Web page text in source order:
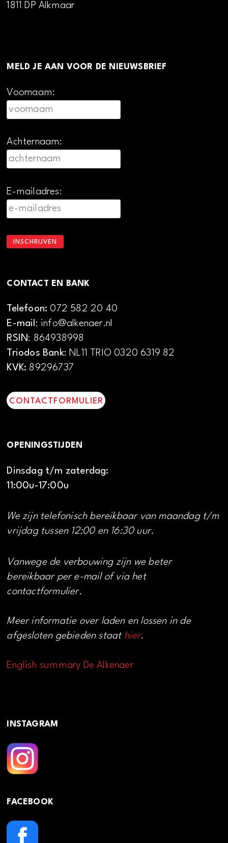
1811 DP Alkmaar
MELD JE AAN VOOR DE NIEUWSBRIEF
Voornaam:
Achternaam:
E-mailadres:
CONTACT EN BANK
Telefoon:072 582 20 40
E-mail: info@alkenaer.nl
RSIN: 864938998
Triodos Bank: NL11 TRIO 0320 6319 82
KVK: 89296737
CONTACTFORMULIER
OPENINGSTIJDEN
Dinsdag t/m zaterdag:
11:00u-17:00u
We zijn telefonisch bereikbaar van maandag t/m
vrijdag tussen 12:00 en 16:30 uur.
Vanwege de verbouwing zijn we beter
bereikbaar per e-mail of via het
contactformulier.
Meer informatie over laden en lossen in de
afgesloten gebieden staat hier.
English summary De Alkenaer
INSTAGRAM
FACEBOOK